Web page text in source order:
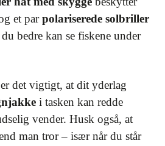
et parpolariserede solbriller
bedre kan se fiskene under
det vigtigt, at dit yderlag
i tasken kan redde
vender. Husk også, at
man tror – især når du står